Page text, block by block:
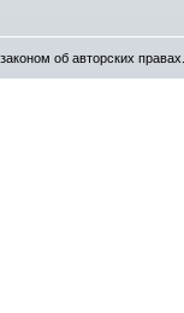
об авторских правах.